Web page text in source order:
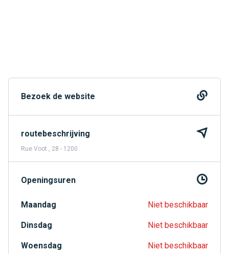
Bezoek de website
routebeschrijving
Rue Voot , 28 - 1200
Openingsuren
Maandag Niet beschikbaar
Dinsdag Niet beschikbaar
Woensdag Niet beschikbaar